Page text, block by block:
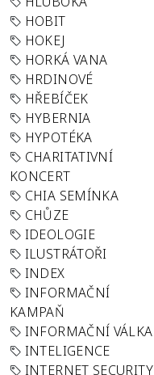
HOBIT
HOKEJ
HORKÁ VANA
HRDINOVÉ
HŘEBÍČEK
HYBERNIA
HYPOTÉKA
CHARITATIVNÍ
KONCERT
CHIA SEMÍNKA
CHŮZE
IDEOLOGIE
ILUSTRÁTOŘI
INDEX
INFORMAČNÍ
KAMPAŇ
INFORMAČNÍ VÁLKA
INTELIGENCE
INTERNET SECURITY